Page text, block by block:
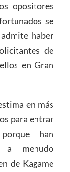
opositores
se
haber
de
en Gran
en más
para entrar
han
a menudo
de Kagame